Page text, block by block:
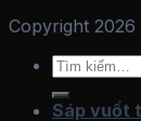
Copyright
Tìm
Sáp vuốt